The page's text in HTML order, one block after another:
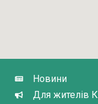
Новини
Для жителів